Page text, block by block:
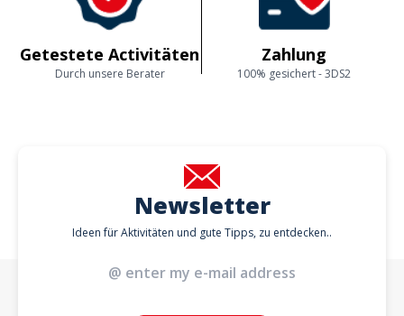
Getestete Activitäten
Durch unsere Berater
Zahlung
100% gesichert - 3DS2
Newsletter
Ideen für Aktivitäten und gute Tipps, zu entdecken..